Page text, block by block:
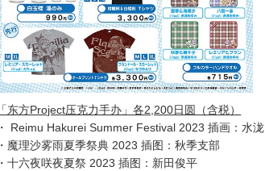
「东方Project压克力手办」各2,200日圆（含税）
・ Reimu Hakurei Summer Festival 2023 插画：水泷
・魔理沙雾雨夏季祭典 2023 插图：秋季支部
・十六夜咲夜夏祭 2023 插图：新田俊平